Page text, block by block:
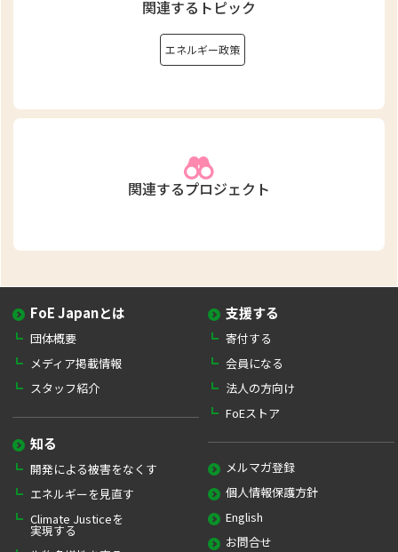
関連するトピック
エネルギー政策
関連するプロジェクト
FoE Japanとは
団体概要
メディア掲載情報
スタッフ紹介
知る
開発による被害をなくす
エネルギーを見直す
Climate Justiceを
実現する
支援する
寄付する
会員になる
法人の方向け
FoEストア
メルマガ登録
個人情報保護方針
English
お問合せ